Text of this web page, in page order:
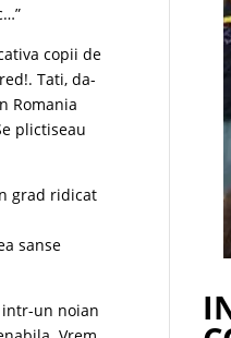
copii de
Tati, da-
Romania
plictiseau
grad ridicat
sanse
un noian